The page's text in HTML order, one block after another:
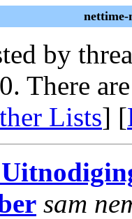
nettime-
by
There
Lists] [
sam